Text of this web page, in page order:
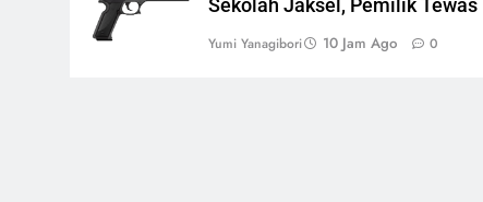
Sekolah Jaksel, Pemilik Tewas
Yumi Yanagibori 10 Jam Ago 0